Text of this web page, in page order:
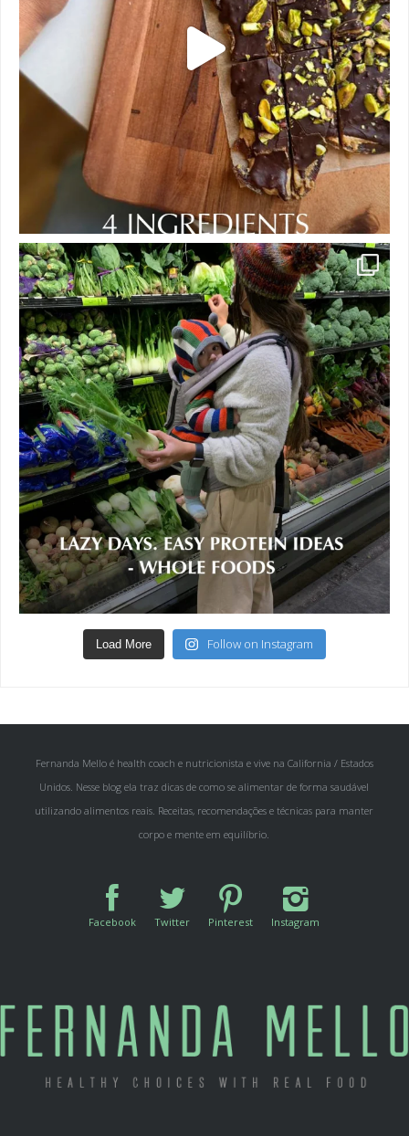
Load More Follow on Instagram
Unidos. Nesse blog ela traz dicas de como se alimentar de forma saudável
utilizando alimentos reais. Receitas, recomendações e técnicas para manter
corpo e mente em equilíbrio.
Facebook Twitter Pinterest Instagram